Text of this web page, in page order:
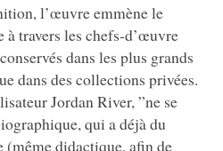
l’œuvre emmène le
à travers les chefs-d’œuvre
dans les plus grands
dans des collections privées.
Jordan River, ”ne se
qui a déjà du
didactique, afin de